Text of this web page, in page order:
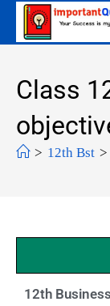
Class
> 12th Bst >
12th